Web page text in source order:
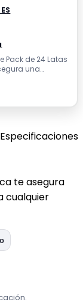
Pack de 24 Latas
una
para
Especificaciones
te asegura
cualquier